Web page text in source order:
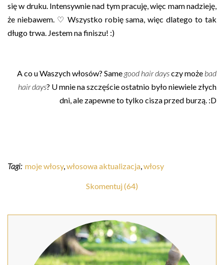
się w druku. Intensywnie nad tym pracuję, więc mam nadzieję,
że niebawem. ♡ Wszystko robię sama, więc dlatego to tak
długo trwa. Jestem na finiszu! :)
A co u Waszych włosów? Same good hair daysczy może bad
hair days? U mnie na szczęście ostatnio było niewiele złych
dni, ale zapewne to tylko cisza przed burzą. :D
Tagi: moje włosy, włosowa aktualizacja włosy
Skomentuj (64)